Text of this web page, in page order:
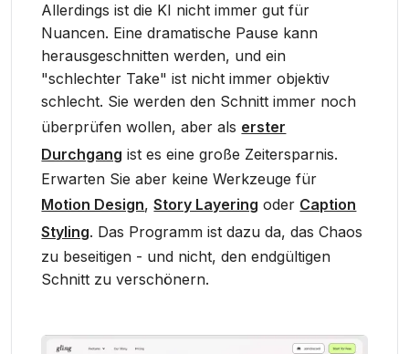
Allerdings ist die KI nicht immer gut für
Nuancen. Eine dramatische Pause kann
herausgeschnitten werden, und ein
"schlechter Take" ist nicht immer objektiv
schlecht. Sie werden den Schnitt immer noch
überprüfen wollen, aber als erster
Durchgang ist es eine große Zeitersparnis.
Erwarten Sie aber keine Werkzeuge für
Motion Design,Story Layering oder Caption
Styling. Das Programm ist dazu da, das Chaos
zu beseitigen - und nicht, den endgültigen
Schnitt zu verschönern.